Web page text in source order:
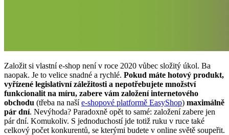
Založit si vlastní e-shop není v roce 2020 vůbec složitý úkol. Ba
naopak. Je to velice snadné a rychlé. Pokud máte hotový produkt,
vyřízené legislativní záležitosti a nepotřebujete množství
funkcionalit na míru, zabere vám založení internetového
obchodu (třeba na našíe-shopové platformě EasyShop) maximálně
pár dní. Nevýhoda? Paradoxně opět to samé: založení zabere jen
pár dní. Komukoliv. S jednoduchostí jde totiž ruku v ruce také
celkový počet konkurentů, se kterými budete v online světě soupeřit.